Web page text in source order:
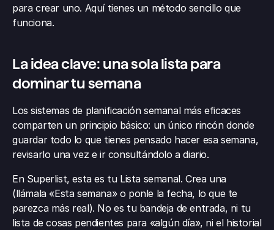
para crear uno. Aquí tienes un método sencillo que
funciona.
La idea clave: una sola lista para
dominar tu semana
Los sistemas de planificación semanal más eficaces
comparten un principio básico: un único rincón donde
guardar todo lo que tienes pensado hacer esa semana,
revisarlo una vez e ir consultándolo a diario.
En Superlist, esta es tu Lista semanal. Crea una
(llámala «Esta semana» o ponle la fecha, lo que te
parezca más real). No es tu bandeja de entrada, ni tu
lista de cosas pendientes para «algún día», ni el historial